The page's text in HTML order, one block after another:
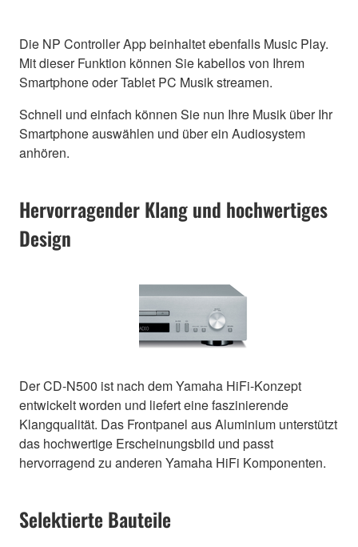
Die NP Controller App beinhaltet ebenfalls Music Play.
Mit dieser Funktion können Sie kabellos von Ihrem
Smartphone oder Tablet PC Musik streamen.
Schnell und einfach können Sie nun Ihre Musik über Ihr
Smartphone auswählen und über ein Audiosystem
anhören.
Hervorragender Klang und hochwertiges
Design
Der CD-N500 ist nach dem Yamaha HiFi-Konzept
entwickelt worden und liefert eine faszinierende
Klangqualität. Das Frontpanel aus Aluminium unterstützt
das hochwertige Erscheinungsbild und passt
hervorragend zu anderen Yamaha HiFi Komponenten.
Selektierte Bauteile